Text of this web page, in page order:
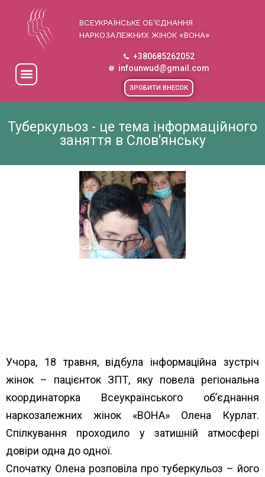
ВСЕУКРАЇНСЬКЕ ОБ’ЄДНАННЯ
НАРКОЗАЛЕЖНИХ ЖІНОК «ВОНА»
+380685262052
infounwud@gmail.com
ЗРОБИТИ ВНЕСОК
Туберкульоз - це тема інформаційного
заняття в Слов'янську
Учора, 18 травня, відбула інформаційна зустріч
жінок – пацієнток ЗПТ, яку повела регіональна
координаторка Всеукраїнського об’єднання
наркозалежних жінок «ВОНА» Олена Курлат.
Спілкування проходило у затишній атмосфері
довіри одна до одної.
Спочатку Олена розповіла про туберкульоз – його